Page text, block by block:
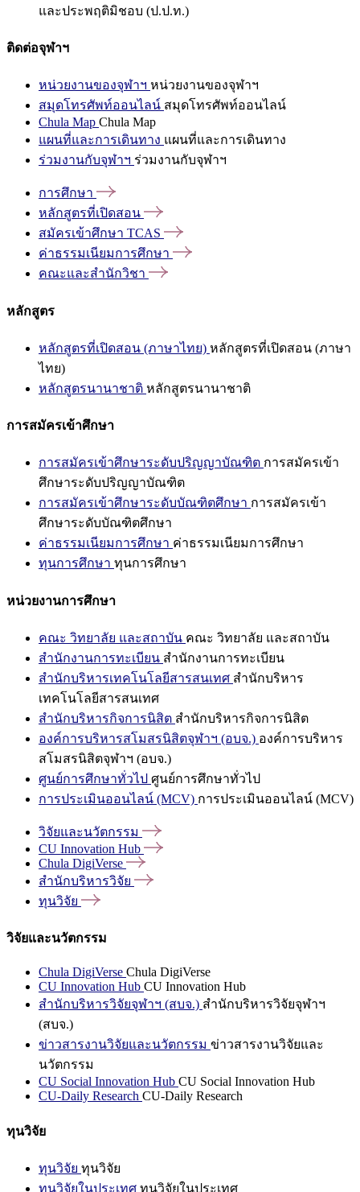
และประพฤติมิชอบ (ป.ป.ท.)
ติดต่อจุฬาฯ
หน่วยงานของจุฬาฯ หน่วยงานของจุฬาฯ
สมุดโทรศัพท์ออนไลน์ สมุดโทรศัพท์ออนไลน์
Chula Map Chula Map
แผนที่และการเดินทาง แผนที่และการเดินทาง
ร่วมงานกับจุฬาฯ ร่วมงานกับจุฬาฯ
การศึกษา
หลักสูตรที่เปิดสอน
สมัครเข้าศึกษา TCAS
ค่าธรรมเนียมการศึกษา
คณะและสำนักวิชา
หลักสูตร
หลักสูตรที่เปิดสอน (ภาษาไทย) หลักสูตรที่เปิดสอน (ภาษา
ไทย)
หลักสูตรนานาชาติ หลักสูตรนานาชาติ
การสมัครเข้าศึกษา
การสมัครเข้าศึกษาระดับปริญญาบัณฑิต การสมัครเข้า
ศึกษาระดับปริญญาบัณฑิต
การสมัครเข้าศึกษาระดับบัณฑิตศึกษา การสมัครเข้า
ศึกษาระดับบัณฑิตศึกษา
ค่าธรรมเนียมการศึกษา ค่าธรรมเนียมการศึกษา
ทุนการศึกษา ทุนการศึกษา
หน่วยงานการศึกษา
คณะ วิทยาลัย และสถาบัน คณะ วิทยาลัย และสถาบัน
สำนักงานการทะเบียน สำนักงานการทะเบียน
สำนักบริหารเทคโนโลยีสารสนเทศ สำนักบริหาร
เทคโนโลยีสารสนเทศ
สำนักบริหารกิจการนิสิต สำนักบริหารกิจการนิสิต
องค์การบริหารสโมสรนิสิตจุฬาฯ (อบจ.) องค์การบริหาร
สโมสรนิสิตจุฬาฯ (อบจ.)
ศูนย์การศึกษาทั่วไป ศูนย์การศึกษาทั่วไป
การประเมินออนไลน์ (MCV) การประเมินออนไลน์ (MCV)
วิจัยและนวัตกรรม
CU Innovation Hub
Chula DigiVerse
สำนักบริหารวิจัย
ทุนวิจัย
วิจัยและนวัตกรรม
Chula DigiVerse Chula DigiVerse
CU Innovation Hub CU Innovation Hub
สำนักบริหารวิจัยจุฬาฯ (สบจ.) สำนักบริหารวิจัยจุฬาฯ
(สบจ.)
ข่าวสารงานวิจัยและนวัตกรรม ข่าวสารงานวิจัยและ
นวัตกรรม
CU Social Innovation Hub CU Social Innovation Hub
CU-Daily Research CU-Daily Research
ทุนวิจัย
ทุนวิจัย ทุนวิจัย
ทุนวิจัยในประเทศ ทุนวิจัยในประเทศ